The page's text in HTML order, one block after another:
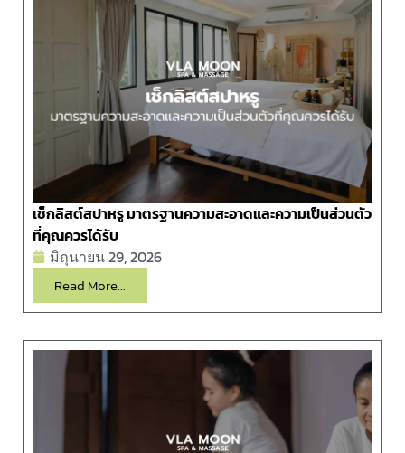
เช็กลิสต์สปาหรู มาตรฐานความสะอาดและความเป็นส่วนตัว
ที่คุณควรได้รับ
มิถุนายน 29, 2026
Read More...